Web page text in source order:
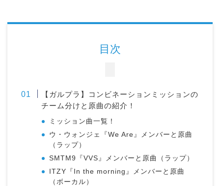
目次
【ガルプラ】コンビネーションミッションの
チーム分けと原曲の紹介！
ミッション曲一覧！
ウ・ウォンジェ『We Are』メンバーと原曲
（ラップ）
SMTM9『VVS』メンバーと原曲（ラップ）
ITZY『In the morning』メンバーと原曲
（ボーカル）